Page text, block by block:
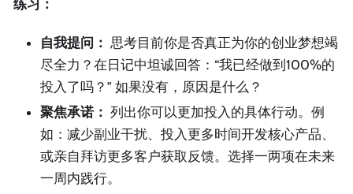
练习：
自我提问： 思考目前你是否真正为你的创业梦想竭
尽全力？在日记中坦诚回答：“我已经做到100%的
投入了吗？” 如果没有，原因是什么？
聚焦承诺： 列出你可以更加投入的具体行动。例
如：减少副业干扰、投入更多时间开发核心产品、
或亲自拜访更多客户获取反馈。选择一两项在未来
一周内践行。